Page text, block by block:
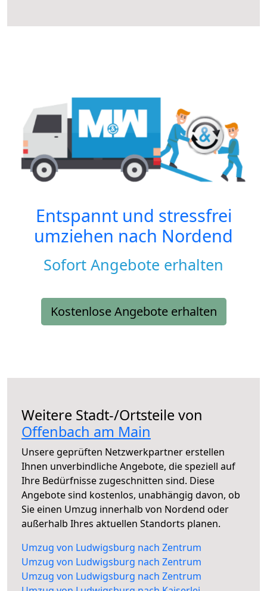
Entspannt und stressfrei
umziehen nach Nordend
Sofort Angebote erhalten
Kostenlose Angebote erhalten
Weitere Stadt-/Ortsteile von
Offenbach am Main
Unsere geprüften Netzwerkpartner erstellen
Ihnen unverbindliche Angebote, die speziell auf
Ihre Bedürfnisse zugeschnitten sind. Diese
Angebote sind kostenlos, unabhängig davon, ob
Sie einen Umzug innerhalb von Nordend oder
außerhalb Ihres aktuellen Standorts planen.
Umzug von Ludwigsburg nach Zentrum
Umzug von Ludwigsburg nach Zentrum
Umzug von Ludwigsburg nach Zentrum